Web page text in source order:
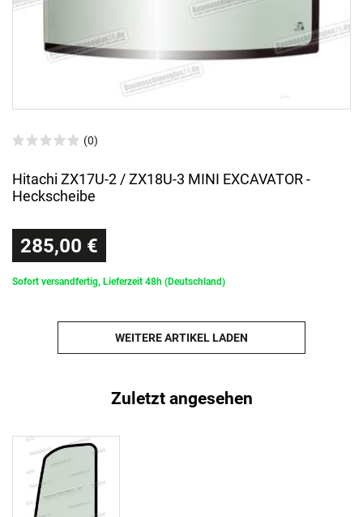
(0)
Hitachi ZX17U-2 / ZX18U-3 MINI EXCAVATOR -
Heckscheibe
285,00 €
Sofort versandfertig, Lieferzeit 48h (Deutschland)
WEITERE ARTIKEL LADEN
Zuletzt angesehen